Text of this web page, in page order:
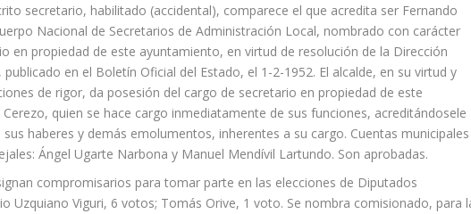
secretario, habilitado (accidental), comparece el que acredita ser Fernando
Nacional de Secretarios de Administración Local, nombrado con carácter
en propiedad de este ayuntamiento, en virtud de resolución de la Dirección
en el Boletín Oficial del Estado, el 1-2-1952. El alcalde, en su virtud y
de rigor, da posesión del cargo de secretario en propiedad de este
quien se hace cargo inmediatamente de sus funciones, acreditándosele
haberes y demás emolumentos, inherentes a su cargo. Cuentas municipales
Ángel Ugarte Narbona y Manuel Mendívil Lartundo. Son aprobadas.
compromisarios para tomar parte en las elecciones de Diputados
Uzquiano Viguri, 6 votos; Tomás Orive, 1 voto. Se nombra comisionado, para